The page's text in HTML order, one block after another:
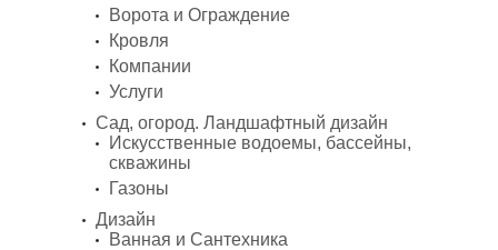
Ворота и Ограждение
Кровля
Компании
Услуги
Сад, огород. Ландшафтный дизайн
Искусственные водоемы, бассейны,
скважины
Газоны
Дизайн
Ванная и Сантехника